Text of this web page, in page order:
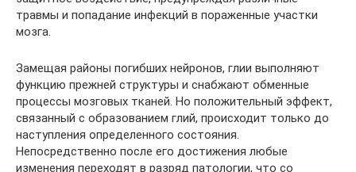
травмы и попадание инфекций в пораженные участки
мозга.
Замещая районы погибших нейронов, глии выполняют
функцию прежней структуры и снабжают обменные
процессы мозговых тканей. Но положительный эффект,
связанный с образованием глий, происходит только до
наступления определенного состояния.
Непосредственно после его достижения любые
изменения переходят в разряд патологии, что со